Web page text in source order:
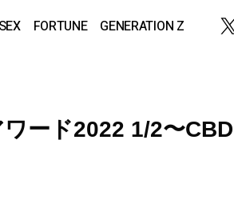
FORTUNE GENERATION Z
ード2022 1/2〜CBD